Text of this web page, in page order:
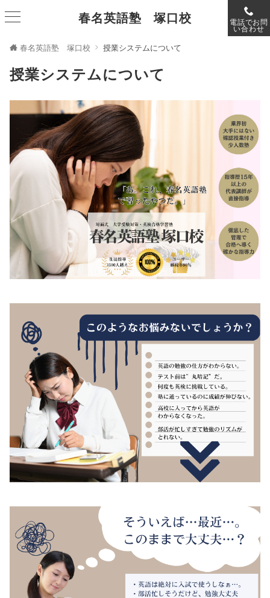
春名英語塾 塚口校
電話でお問
い合わせ
春名英語塾 塚口校 授業システムについて
授業システムについて